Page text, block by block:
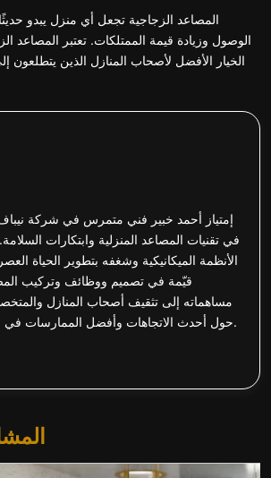
المصاعد الزجاجية تجعل أي منزل يبدو حديثًا
الوصول وزيادة قيمة الممتلكات. تعتبر المصاعد
إمتياز أحمد خبير فني متمرس في شركة
في تقنيات المصاعد المنزلية وابتكارات
الأنظمة الميكانيكية وشغفه بتطوير الحياة
قيّمة في تصميم ووظائف وتركيب
مساهماته إلى تثقيف أصحاب المنازل
حول أحدث الاتجاهات وأفضل الممارسات في مجال النقل العمودي.